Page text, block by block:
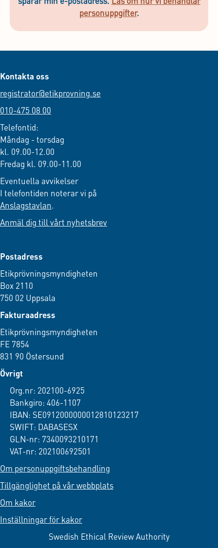
personuppgifter.
Kontakta oss
registrator@etikprovning.se
010-475 08 00
Telefontid:
Måndag - torsdag
kl. 09.00-12.00
Fredag kl. 09.00-11.00
Eventuella avvikelser
I telefontiden noterar vi på
Anslagstavlan.
Anmäl dig till vårt nyhetsbrev
Postadress
Etikprövningsmyndigheten
Box 2110
750 02 Uppsala
Fakturaadress
Etikprövningsmyndigheten
FE 7854
831 90 Östersund
Övrigt
Org.nr: 202100-6925
Bankgiro: 406-1107
IBAN: SE0912000000012810123217
SWIFT: DABASESX
GLN-nr: 7340093210171
VAT-nr: 202100692501
Om personuppgiftsbehandling
Tillgänglighet på vår webbplats
Om kakor
Inställningar för kakor
Swedish Ethical Review Authority